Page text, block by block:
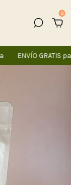
0
ENVÍO GRATIS